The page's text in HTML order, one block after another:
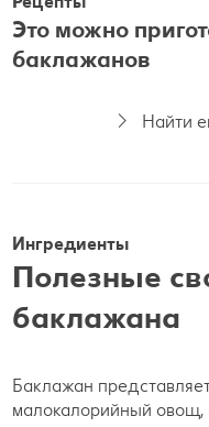
Это можно
баклажанов
Найти
Ингредиенты
Полезные
баклажана
Баклажан
малокалорийный